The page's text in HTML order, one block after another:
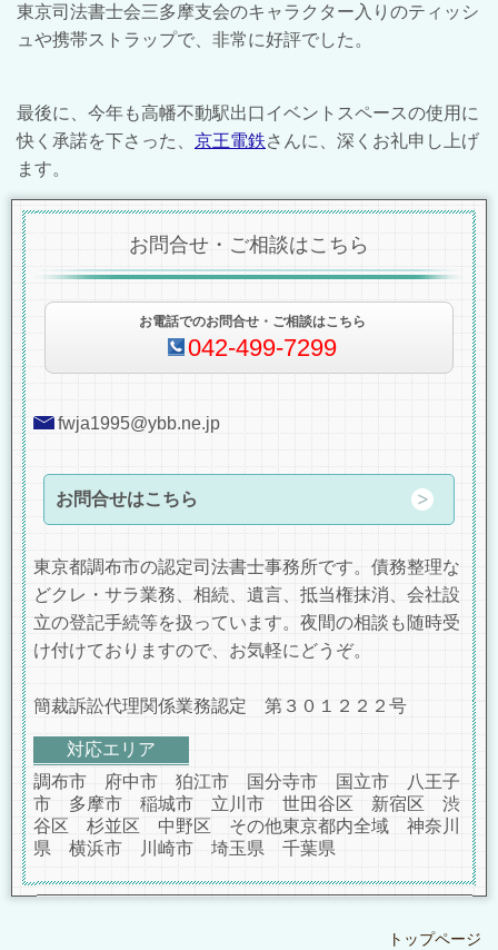
東京司法書士会三多摩支会のキャラクター入りのティッシ
ュや携帯ストラップで、非常に好評でした。
最後に、今年も高幡不動駅出口イベントスペースの使用に
快く承諾を下さった、 京王電鉄さんに、深くお礼申し上げ
ます。
お問合せ・ご相談はこちら
お電話でのお問合せ・ご相談はこちら
042-499-7299
fwja1995@ybb.ne.jp
お問合せはこちら
東京都調布市の認定司法書士事務所です。債務整理な
どクレ・サラ業務、相続、遺言、抵当権抹消、会社設
立の登記手続等を扱っています。夜間の相談も随時受
け付けておりますので、お気軽にどうぞ。
簡裁訴訟代理関係業務認定 第３０１２２２号
対応エリア
調布市 府中市 狛江市 国分寺市 国立市 八王子
市 多摩市 稲城市 立川市 世田谷区 新宿区 渋
谷区 杉並区 中野区 その他東京都内全域 神奈川
県 横浜市 川崎市 埼玉県 千葉県
トップページ